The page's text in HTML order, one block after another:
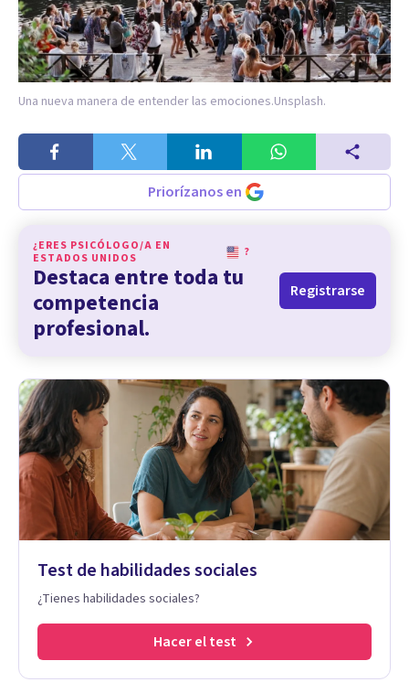
Una nueva manera de entender las emociones.Unsplash.
Priorízanos en
¿ERES PSICÓLOGO/A EN
ESTADOS UNIDOS
?
Destaca entre toda tu
competencia
profesional.
Registrarse
Test de habilidades sociales
¿Tienes habilidades sociales?
Hacer el test